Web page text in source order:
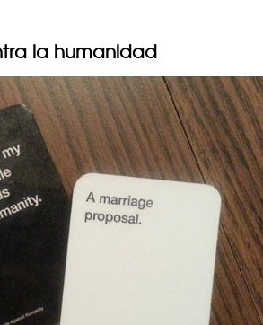
la humanidad